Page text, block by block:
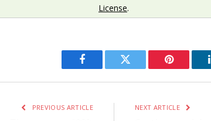
License.
Facebook Twitter Pinterest
PREVIOUS ARTICLE NEXT ARTICLE